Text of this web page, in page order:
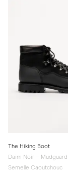
The Hiking Boot
Daim Noir – Mudguard
Semelle Caoutchouc